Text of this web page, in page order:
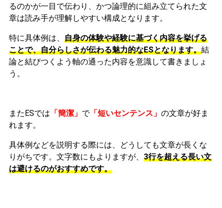
るのかが一目で伝わり、かつ論理的に組み立てられた文
章は読み手が理解しやすい構成となります。
特に具体例は、 自身の体験や経験に基づく内容を挙げる
ことで、自分らしさが伝わる魅力的なESとなります。結
論と結びつくよう軸の通った内容を意識して書きましょ
う。
またESでは 「簡潔」 で「短いセンテンス」 の文章が好ま
れます。
具体例などを説明する際には、どうしても文章が長くな
りがちです。文字数にもよりますが、 3行を超える長い文
は避けるのがおすすめです。